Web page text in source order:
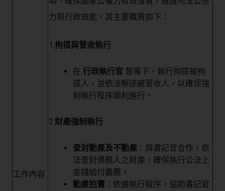
工作內容
力與行政效能。其主要職責如下：
1.拘提與管收執行
在 行政執行官 督導下，執行拘提被拘
提人，並依法解送被管收人，以確保強
制執行程序順利進行。
2.財產強制執行
查封動產及不動產 ：與書記官合作，依
法查封債務人之財產，確保執行公法上
金錢給付義務。
動產拍賣 ：依據執行程序，協助書記官